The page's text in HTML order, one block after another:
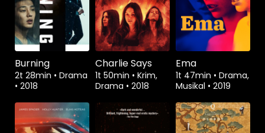
Burning
2t 28min • Drama
• 2018
Charlie Says
1t 50min • Krim,
Drama • 2018
Ema
1t 47min • Drama,
Musikal • 2019